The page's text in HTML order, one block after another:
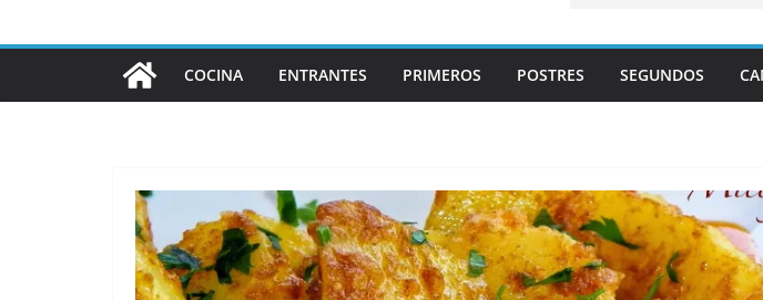
COCINA ENTRANTES PRIMEROS POSTRES SEGUNDOS